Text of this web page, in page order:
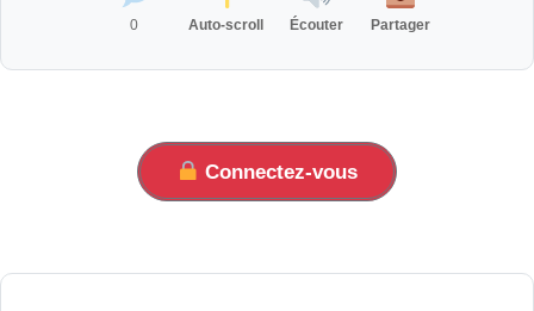
0 Auto-scroll Écouter Partager
Connectez-vous